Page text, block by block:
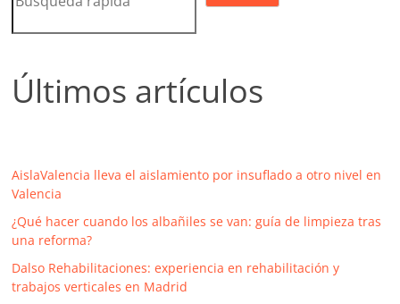
Últimos artículos
AislaValencia lleva el aislamiento por insuflado a otro nivel en
Valencia
¿Qué hacer cuando los albañiles se van: guía de limpieza tras
una reforma?
Dalso Rehabilitaciones: experiencia en rehabilitación y
trabajos verticales en Madrid